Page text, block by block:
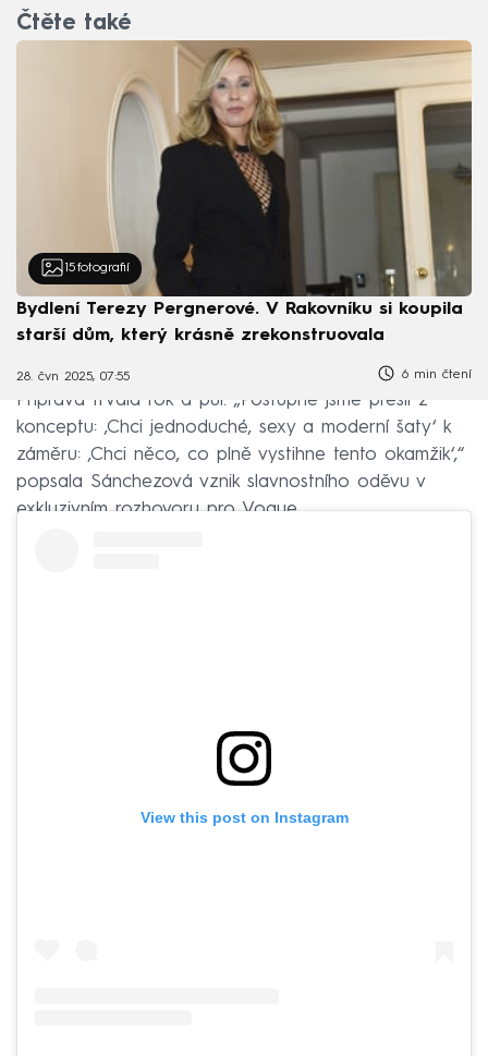
Čtěte také
15 fotografií
Bydlení Terezy Pergnerové. V Rakovníku si koupila
starší dům, který krásně zrekonstruovala
28. čvn 2025, 07:55 6 min čtení
Příprava trvala rok a půl. „Postupně jsme přešli z
konceptu: ‚Chci jednoduché, sexy a moderní šaty‘ k
záměru: ‚Chci něco, co plně vystihne tento okamžik‘,“
popsala Sánchezová vznik slavnostního oděvu v
exkluzivním rozhovoru pro Vogue.
View this post on Instagram